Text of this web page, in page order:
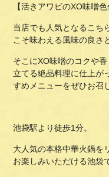
【活きアワビのXO味噌
当店でも人気となるこち
こそ味わえる風味の良さ
そこにXO味噌のコクや
立てる絶品料理に仕上が
すめメニューをぜひお召
池袋駅より徒歩1分。
大人気の本格中華火鍋を
お楽しみいただける池袋